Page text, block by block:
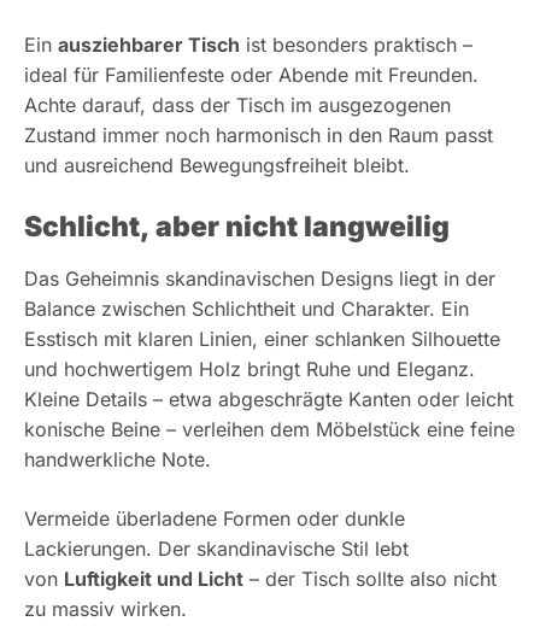
Ein ausziehbarer Tisch ist besonders praktisch –
ideal für Familienfeste oder Abende mit Freunden.
Achte darauf, dass der Tisch im ausgezogenen
Zustand immer noch harmonisch in den Raum passt
und ausreichend Bewegungsfreiheit bleibt.
Schlicht, aber nicht langweilig
Das Geheimnis skandinavischen Designs liegt in der
Balance zwischen Schlichtheit und Charakter. Ein
Esstisch mit klaren Linien, einer schlanken Silhouette
und hochwertigem Holz bringt Ruhe und Eleganz.
Kleine Details – etwa abgeschrägte Kanten oder leicht
konische Beine – verleihen dem Möbelstück eine feine
handwerkliche Note.
Vermeide überladene Formen oder dunkle
Lackierungen. Der skandinavische Stil lebt
von Luftigkeit und Licht – der Tisch sollte also nicht
zu massiv wirken.